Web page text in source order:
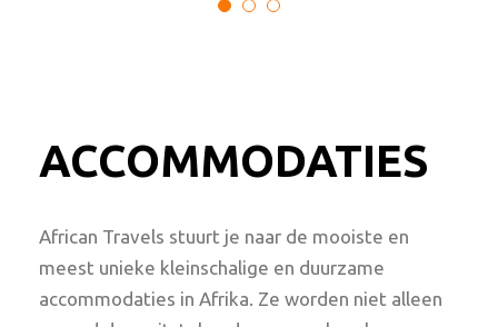
ACCOMMODATIES
African Travels stuurt je naar de mooiste en
meest unieke kleinschalige en duurzame
accommodaties in Afrika. Ze worden niet alleen